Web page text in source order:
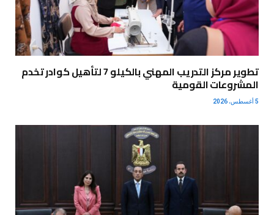
تطوير مركز التدريب المهني بالكيلو 7 لتأهيل كوادر تخدم
المشروعات القومية
5 أغسطس، 2026